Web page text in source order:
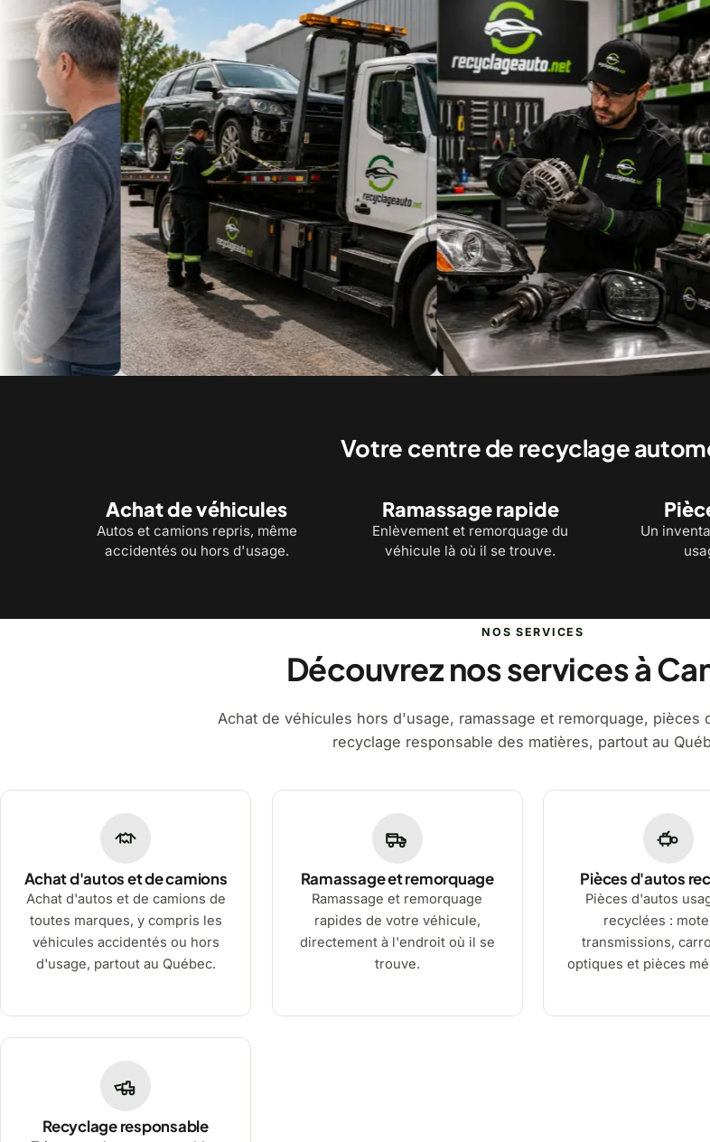
Votre centre de recyclage
Achat de véhicules
Autos et camions repris, même
accidentés ou hors d'usage.
Ramassage rapide
Enlèvement et remorquage du
véhicule là où il se trouve.
Un
NOS SERVICES
Découvrez nos services à
Achat de véhicules hors d'usage, ramassage et remorquage, pièces
recyclage responsable des matières, partout au
Achat d'autos et de camions
Achat d'autos et de camions de
toutes marques, y compris les
véhicules accidentés ou hors
d'usage, partout au Québec.
Ramassage et remorquage
Ramassage et remorquage
rapides de votre véhicule,
directement à l'endroit où il se
trouve.
Pièces d'autos
Pièces d'autos
recyclées :
transmissions,
optiques et pièces
Recyclage responsable